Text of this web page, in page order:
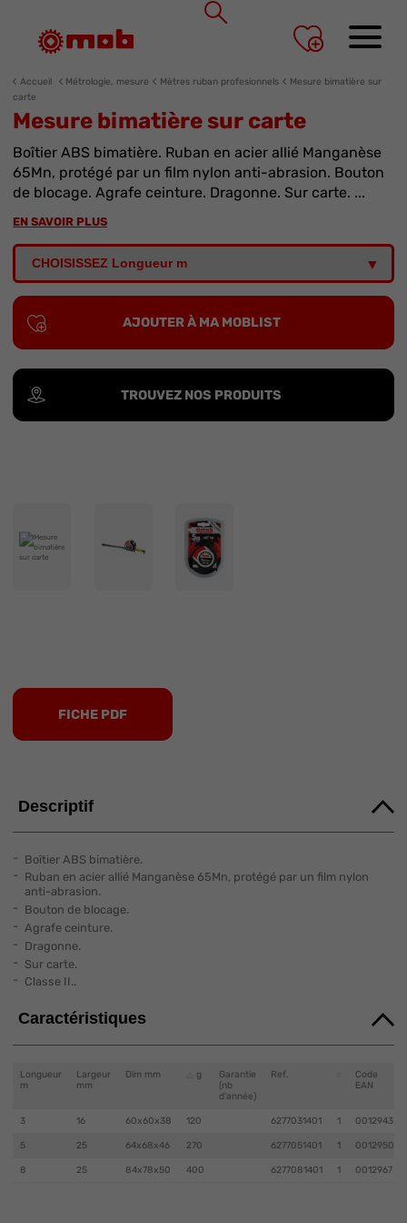
Accueil Métrologie, mesure Mètres ruban profesionnels
Mesure bimatière sur
carte
Mesure bimatière sur carte
Boîtier ABS bimatière. Ruban en acier allié Manganèse
65Mn, protégé par un film nylon anti-abrasion. Bouton
de blocage. Agrafe ceinture. Dragonne. Sur carte. ...
EN SAVOIR PLUS
AJOUTER À MA MOBLIST
TROUVEZ NOS PRODUITS
FICHE PDF
Descriptif
Boîtier ABS bimatière.
Ruban en acier allié Manganèse 65Mn, protégé par un film nylon
anti-abrasion.
Bouton de blocage.
Agrafe ceinture.
Dragonne.
Sur carte.
Classe II..
Caractéristiques
Longueur
m
Largeur
mm
Dim mm g
Garantie
(nb
d'année)
Ref.
Code
EAN
3 16 60x60x38 120 6277031401 1 0012943
5 25 64x68x46 270 6277051401 1 0012950
8 25 84x78x50 400 6277081401 1 0012967